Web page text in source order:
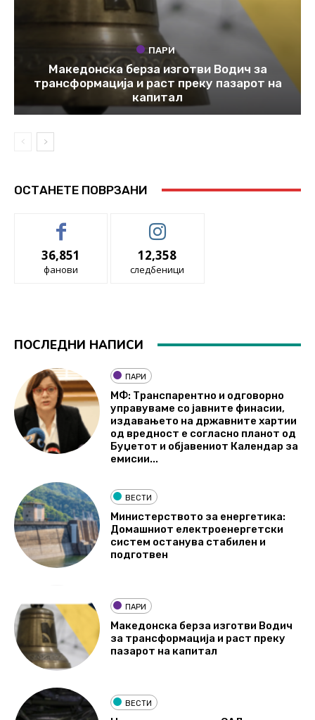
ПАРИ
Македонска берза изготви Водич за
трансформација и раст преку пазарот на
капитал
ОСТАНЕТЕ ПОВРЗАНИ
36,851
фанови
12,358
следбеници
ПОСЛЕДНИ НАПИСИ
ПАРИ
МФ: Транспарентно и одговорно
управуваме со јавните финасии,
издавањето на државните хартии
од вредност е согласно планот од
Буџетот и објавениот Календар за
емисии...
ВЕСТИ
Министерството за енергетика:
Домашниот електроенергетски
систем останува стабилен и
подготвен
ПАРИ
Македонска берза изготви Водич
за трансформација и раст преку
пазарот на капитал
ВЕСТИ